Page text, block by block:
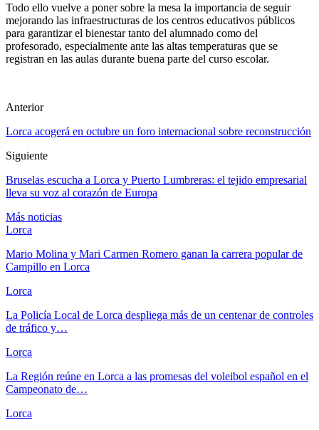
Todo ello vuelve a poner sobre la mesa la importancia de seguir
mejorando las infraestructuras de los centros educativos públicos
para garantizar el bienestar tanto del alumnado como del
profesorado, especialmente ante las altas temperaturas que se
registran en las aulas durante buena parte del curso escolar.
Anterior
Lorca acogerá en octubre un foro internacional sobre reconstrucción
Siguiente
Bruselas escucha a Lorca y Puerto Lumbreras: el tejido empresarial
lleva su voz al corazón de Europa
Más noticias
Lorca
Mario Molina y Mari Carmen Romero ganan la carrera popular de
Campillo en Lorca
Lorca
La Policía Local de Lorca despliega más de un centenar de controles
de tráfico y…
Lorca
La Región reúne en Lorca a las promesas del voleibol español en el
Campeonato de…
Lorca